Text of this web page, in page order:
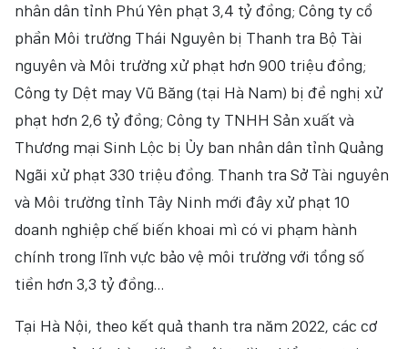
NHÂN DÂN ĐIỆN TỬ
NHÂN DÂN HẰNG THÁNG
BÁO THỜI NAY
nhân dân tỉnh Phú Yên phạt 3,4 tỷ đồng; Công ty cổ
phần Môi trường Thái Nguyên bị Thanh tra Bộ Tài
nguyên và Môi trường xử phạt hơn 900 triệu đồng;
Công ty Dệt may Vũ Băng (tại Hà Nam) bị đề nghị xử
phạt hơn 2,6 tỷ đồng; Công ty TNHH Sản xuất và
Thương mại Sinh Lộc bị Ủy ban nhân dân tỉnh Quảng
Ngãi xử phạt 330 triệu đồng. Thanh tra Sở Tài nguyên
và Môi trường tỉnh Tây Ninh mới đây xử phạt 10
doanh nghiệp chế biến khoai mì có vi phạm hành
chính trong lĩnh vực bảo vệ môi trường với tổng số
tiền hơn 3,3 tỷ đồng…
Tại Hà Nội, theo kết quả thanh tra năm 2022, các cơ